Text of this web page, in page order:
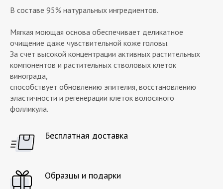
В составе 95% натуральных ингредиентов.
Мягкая моющая основа обеспечивает деликатное
очищение даже чувствительной коже головы.
За счет высокой концентрации активных растительных
компонентов и растительных стволовых клеток
винограда,
способствует обновлению эпителия, восстановлению
эластичности и регенерации клеток волосяного
фолликула.
Бесплатная доставка
Образцы и подарки